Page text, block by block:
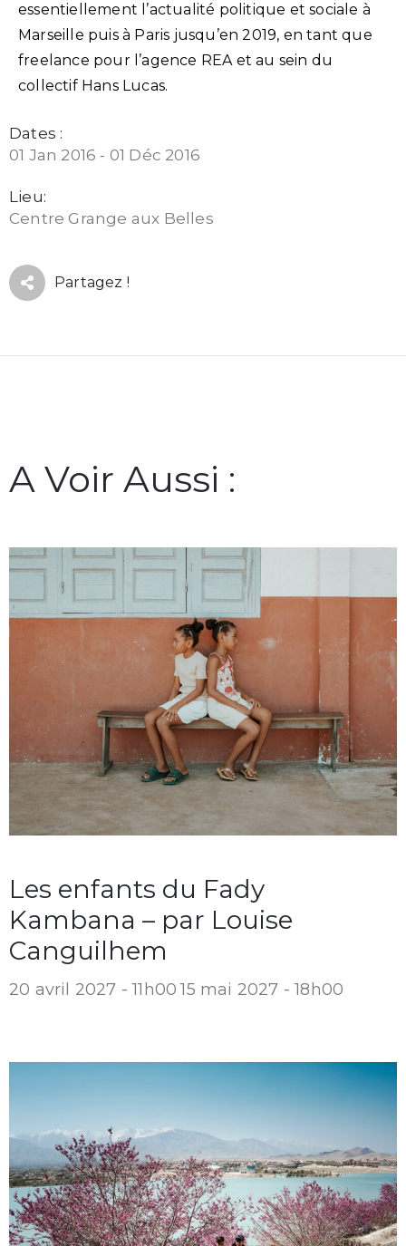
essentiellement l’actualité politique et sociale à
Marseille puis à Paris jusqu’en 2019, en tant que
freelance pour l’agence REA et au sein du
collectif Hans Lucas.
Dates :
01 Jan 2016 - 01 Déc 2016
Lieu:
Centre Grange aux Belles
Partagez !
A Voir Aussi :
Les enfants du Fady
Kambana – par Louise
Canguilhem
20 avril 2027 - 11h00 15 mai 2027 - 18h00